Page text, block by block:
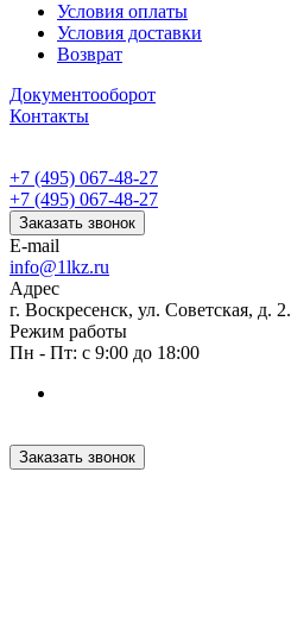
Условия оплаты
Условия доставки
Возврат
Документооборот
Контакты
+7 (495) 067-48-27
+7 (495) 067-48-27
Заказать звонок
E-mail
info@1lkz.ru
Адрес
г. Воскресенск, ул. Советская, д. 2.
Режим работы
Пн - Пт: с 9:00 до 18:00
Заказать звонок